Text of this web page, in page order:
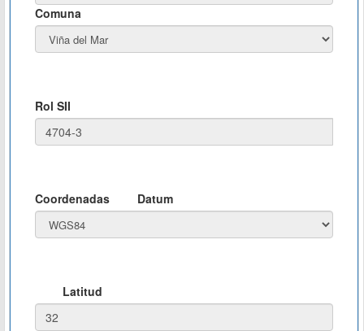
Comuna
Rol SII
Coordenadas Datum
Latitud